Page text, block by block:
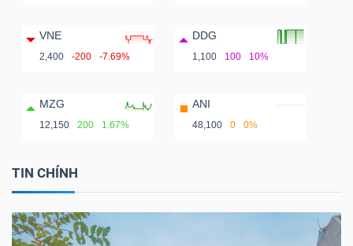
VNE
2,400 -200 -7.69%
DDG
1,100 100 10%
MZG
12,150 200 1.67%
ANI
48,100 0 0%
TIN CHÍNH